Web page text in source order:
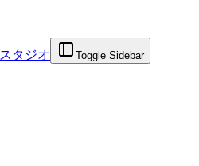
タジオ Toggle Sidebar